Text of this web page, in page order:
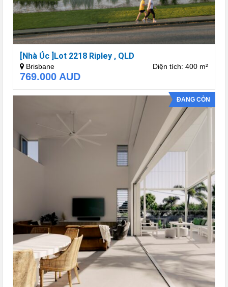
[Nhà Úc ]Lot 2218 Ripley , QLD
Brisbane Diện tích: 400 m²
769.000 AUD
ĐANG CÒN